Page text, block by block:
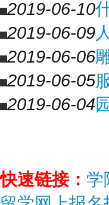
2019-06-10
2019-06-09
2019-06-06
2019-06-05
2019-06-04
快速链接： 学